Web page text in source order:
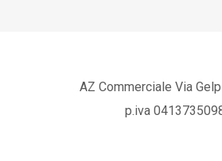
AZ Commerciale Via
p.iva